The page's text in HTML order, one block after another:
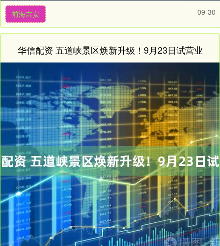
前海吉安 09-30
华信配资 五道峡景区焕新升级！9月23日试营业